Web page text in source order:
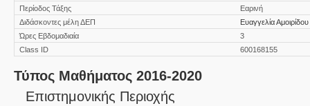
Περίοδος Τάξης
Εαρινή
Διδάσκοντες μέλη ΔΕΠ
Ευαγγελία Αμοιρίδου
Ώρες Εβδομαδιαία
3
Class ID
600168155
Τύπος Μαθήματος 2016-2020
Επιστημονικής Περιοχής